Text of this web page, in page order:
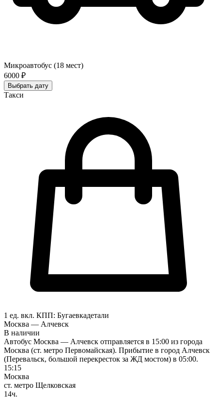
Микроавтобус (18 мест)
6000 ₽
Выбрать дату
Такси
1 ед. вкл. КПП: Бугаевкадетали
Москва — Алчевск
В наличии
Автобус Москва — Алчевск отправляется в 15:00 из города
Москва (ст. метро Первомайская). Прибытие в город Алчевск
(Перевальск, большой перекресток за ЖД мостом) в 05:00.
15:15
Москва
ст. метро Щелковская
14ч.